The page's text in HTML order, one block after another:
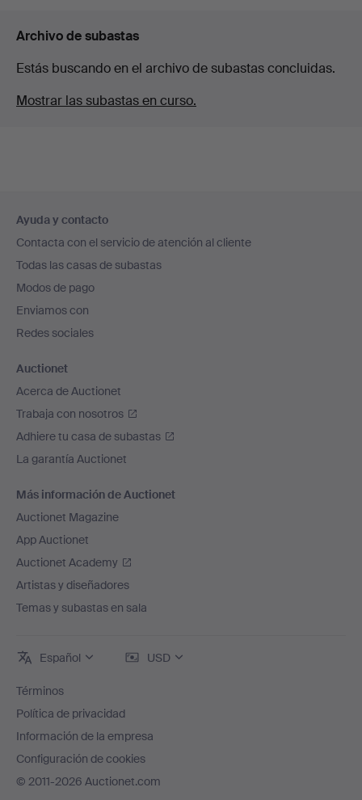
Archivo de subastas
Estás buscando en el archivo de subastas concluidas.
Mostrar las subastas en curso.
en
el
pie
de
página
Ayuda y contacto
Contacta con el servicio de atención al cliente
Todas las casas de subastas
Modos de pago
Enviamos con
Redes sociales
Auctionet
Acerca de Auctionet
Trabaja con nosotros
Adhiere tu casa de subastas
La garantía Auctionet
Más información de Auctionet
Auctionet Magazine
App Auctionet
Auctionet Academy
Artistas y diseñadores
Temas y subastas en sala
Español USD
Términos
Política de privacidad
Información de la empresa
Configuración de cookies
© 2011-2026 Auctionet.com